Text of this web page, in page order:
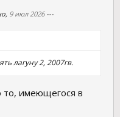
9 июл 2026---
лагуну 2, 2007гв.
то, имеющегося в